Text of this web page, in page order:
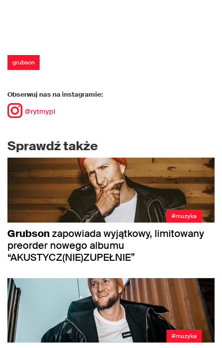
grubson
Obserwuj nas na instagramie:
@rytmypl
Sprawdź także
#muzyka
Grubsonzapowiada wyjątkowy, limitowany
preorder nowego albumu
“AKUSTYCZ(NIE)ZUPEŁNIE”
#muzyka